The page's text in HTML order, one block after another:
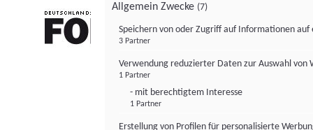
Allgemein Zwecke (7)
Speichern von oder Zugriff auf Informationen auf
3 Partner
Verwendung reduzierter Daten zur Auswahl von
1 Partner
- mit berechtigtem Interesse
1 Partner
Erstellung von Profilen für personalisierte
FONDS professionell